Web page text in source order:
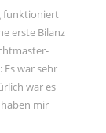
funktioniert
erste Bilanz
war sehr
war es
mir